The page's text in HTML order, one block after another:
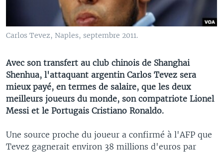
Carlos Tevez, Naples, septembre 2011.
Avec son transfert au club chinois de Shanghai
Shenhua, l'attaquant argentin Carlos Tevez sera
mieux payé, en termes de salaire, que les deux
meilleurs joueurs du monde, son compatriote Lionel
Messi et le Portugais Cristiano Ronaldo.
Une source proche du joueur a confirmé à l'AFP que
Tevez gagnerait environ 38 millions d'euros par